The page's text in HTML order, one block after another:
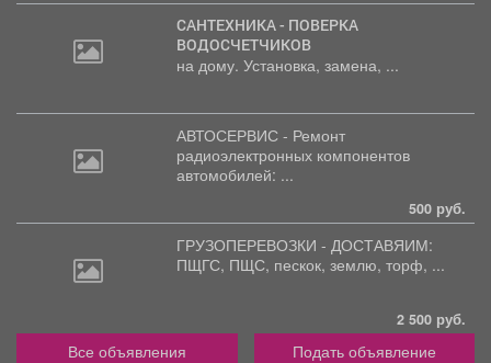
САНТЕХНИКА - ПОВЕРКА
ВОДОСЧЕТЧИКОВ
на дому. Установка, замена, ...
АВТОСЕРВИС - Ремонт
радиоэлектронных компонентов
автомобилей: ...
500 руб.
ГРУЗОПЕРЕВОЗКИ - ДОСТАВЯИМ:
ПЩГС, ПЩС, пескок, землю, торф, ...
2 500 руб.
Все объявления Подать объявление